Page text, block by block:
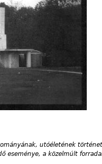
utóéletének
eseménye, a közelmúlt